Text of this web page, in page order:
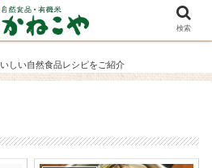
しい自然食品レシピをご紹介
検索